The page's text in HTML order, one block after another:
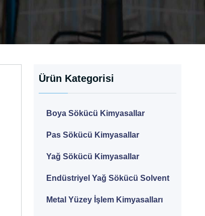
Ürün Kategorisi
Boya Sökücü Kimyasallar
Pas Sökücü Kimyasallar
Yağ Sökücü Kimyasallar
Endüstriyel Yağ Sökücü Solvent
Metal Yüzey İşlem Kimyasalları